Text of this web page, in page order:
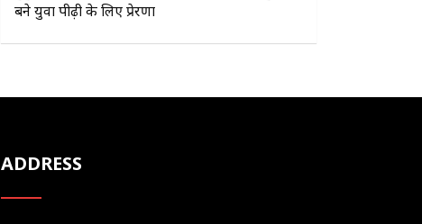
बने युवा पीढ़ी के लिए प्रेरणा
ADDRESS